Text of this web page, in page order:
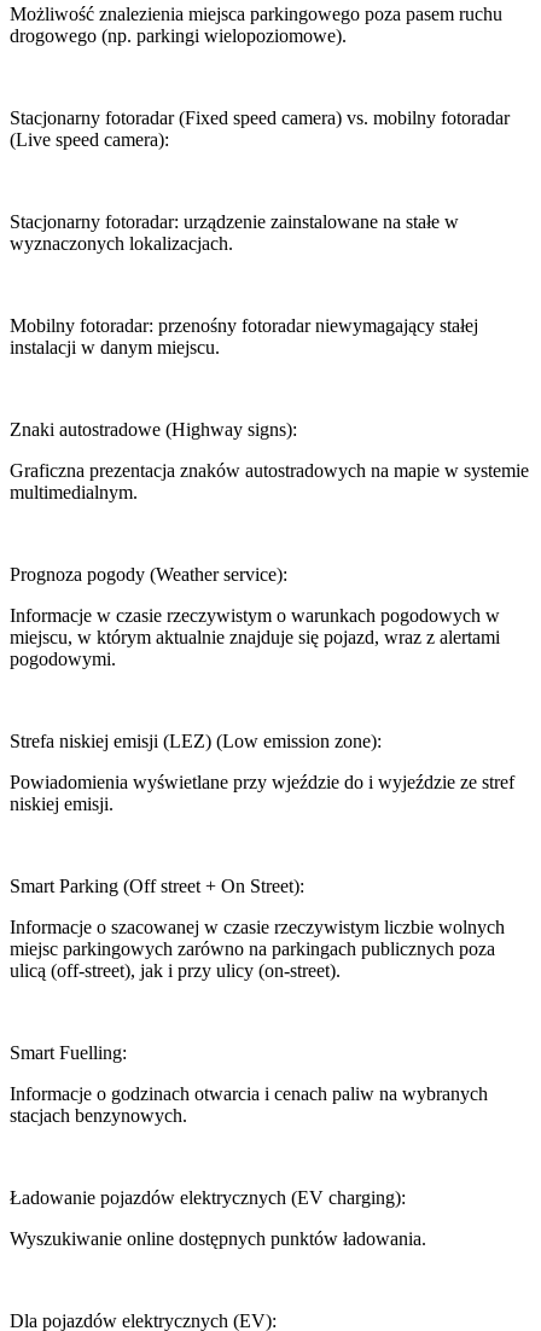
Możliwość znalezienia miejsca parkingowego poza pasem ruchu
drogowego (np. parkingi wielopoziomowe).
Stacjonarny fotoradar (Fixed speed camera) vs. mobilny fotoradar
(Live speed camera):
Stacjonarny fotoradar: urządzenie zainstalowane na stałe w
wyznaczonych lokalizacjach.
Mobilny fotoradar: przenośny fotoradar niewymagający stałej
instalacji w danym miejscu.
Znaki autostradowe (Highway signs):
Graficzna prezentacja znaków autostradowych na mapie w systemie
multimedialnym.
Prognoza pogody (Weather service):
Informacje w czasie rzeczywistym o warunkach pogodowych w
miejscu, w którym aktualnie znajduje się pojazd, wraz z alertami
pogodowymi.
Strefa niskiej emisji (LEZ) (Low emission zone):
Powiadomienia wyświetlane przy wjeździe do i wyjeździe ze stref
niskiej emisji.
Smart Parking (Off street + On Street):
Informacje o szacowanej w czasie rzeczywistym liczbie wolnych
miejsc parkingowych zarówno na parkingach publicznych poza
ulicą (off-street), jak i przy ulicy (on-street).
Smart Fuelling:
Informacje o godzinach otwarcia i cenach paliw na wybranych
stacjach benzynowych.
Ładowanie pojazdów elektrycznych (EV charging):
Wyszukiwanie online dostępnych punktów ładowania.
Dla pojazdów elektrycznych (EV):